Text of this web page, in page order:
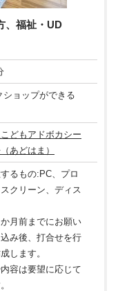
、福祉・UD
ショップができる
どもアドボカシー
あどはま）
るもの:PC、プロ
クリーン、ディス
か月前までにお願い
み後、打合せを行
します。
容は要望に応じて